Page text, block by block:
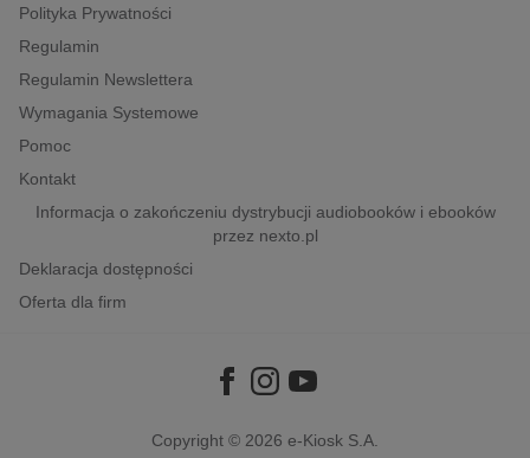
psychologiczne
inne
popularno-naukowe
historia
Polityka Prywatności
Regulamin
Regulamin Newslettera
Wymagania Systemowe
Pomoc
Kontakt
Informacja o zakończeniu dystrybucji audiobooków i ebooków
przez nexto.pl
Deklaracja dostępności
Oferta dla firm
Copyright © 2026 e-Kiosk S.A.